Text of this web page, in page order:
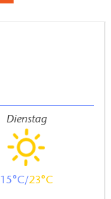
Dienstag
15 23